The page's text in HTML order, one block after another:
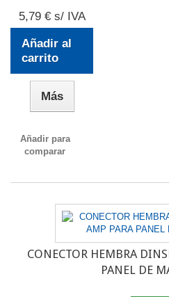
5,79 € s/ IVA
Añadir al
carrito
Más
Añadir para
comparar
CONECTOR HEMBRA
PANEL DE